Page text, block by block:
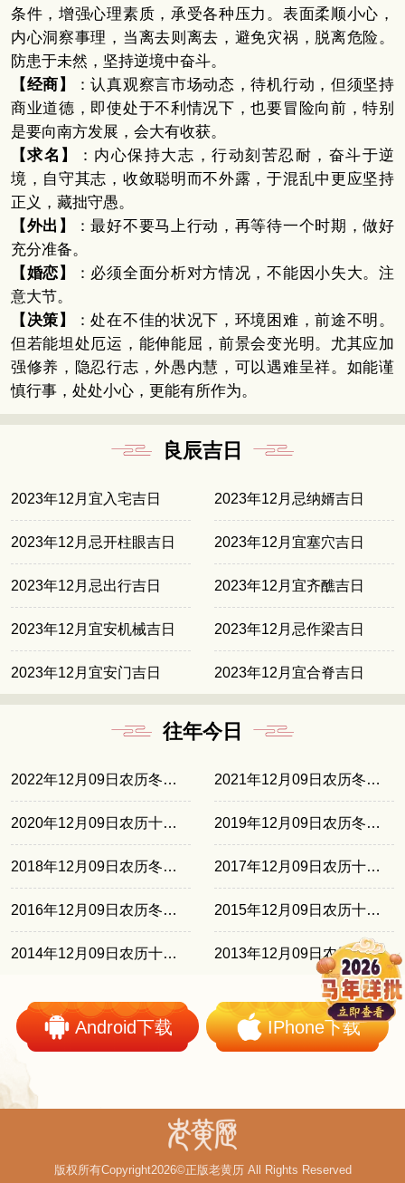
条件，增强心理素质，承受各种压力。表面柔顺小心，
内心洞察事理，当离去则离去，避免灾祸，脱离危险。
防患于未然，坚持逆境中奋斗。
【经商】
：认真观察言市场动态，待机行动，但须坚持
商业道德，即使处于不利情况下，也要冒险向前，特别
是要向南方发展，会大有收获。
【求名】
：内心保持大志，行动刻苦忍耐，奋斗于逆
境，自守其志，收敛聪明而不外露，于混乱中更应坚持
正义，藏拙守愚。
【外出】
：最好不要马上行动，再等待一个时期，做好
充分准备。
【婚恋】
：必须全面分析对方情况，不能因小失大。注
意大节。
【决策】
：处在不佳的状况下，环境困难，前途不明。
但若能坦处厄运，能伸能屈，前景会变光明。尤其应加
强修养，隐忍行志，外愚内慧，可以遇难呈祥。如能谨
慎行事，处处小心，更能有所作为。
良辰吉日
2023年12月宜入宅吉日 2023年12月忌纳婿吉日
2023年12月忌开柱眼吉日 2023年12月宜塞穴吉日
2023年12月忌出行吉日 2023年12月宜齐醮吉日
2023年12月宜安机械吉日 2023年12月忌作梁吉日
2023年12月宜安门吉日 2023年12月宜合脊吉日
往年今日
2022年12月09日农历冬月十六 2021年12月09日农历冬月初六
2020年12月09日农历十月廿五 2019年12月09日农历冬月十四
2018年12月09日农历冬月初三 2017年12月09日农历十月廿二
2016年12月09日农历冬月十一 2015年12月09日农历十月廿八
2014年12月09日农历十月十八 2013年12月09日农历冬月初七
Android下载 IPhone下载
版权所有Copyright2026©正版老黄历 All Rights Reserved